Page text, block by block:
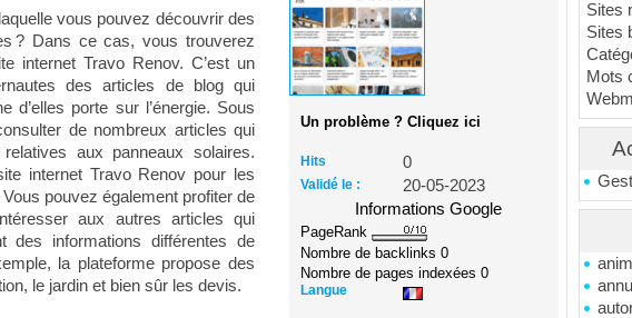
Sites
Sites
Mots
vous pouvez découvrir des
? Dans ce cas, vous trouverez
internet Travo Renov. C’est un
des articles de blog qui
d’elles porte sur l’énergie. Sous
de nombreux articles qui
aux panneaux solaires.
internet Travo Renov pour les
pouvez également profiter de
aux autres articles qui
des informations différentes de
la plateforme propose des
le jardin et bien sûr les devis.
Un problème ? Cliquez ici
Hits 0
Validé le :
20-05-2023
Informations Google
PageRank
Nombre de backlinks0
Nombre de pages indexées0
Langue